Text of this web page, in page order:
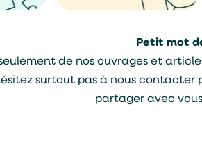
Petit mot
de nos ouvrages et
surtout pas à nous contacter
partager avec